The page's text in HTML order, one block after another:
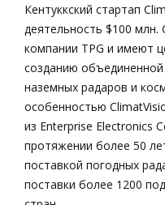
Кентуккский стартап
деятельность $100 млн.
компании TPG и имеют
созданию
наземных радаров и
особенностью
из Enterprise Electronics
протяжении более 50
поставкой погодных
поставки более 1200